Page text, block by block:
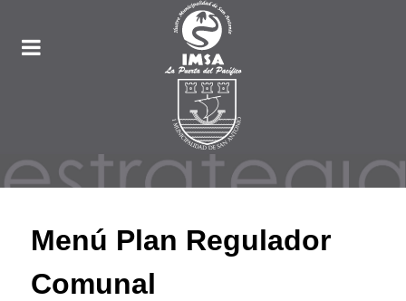
Menú Plan Regulador
Comunal